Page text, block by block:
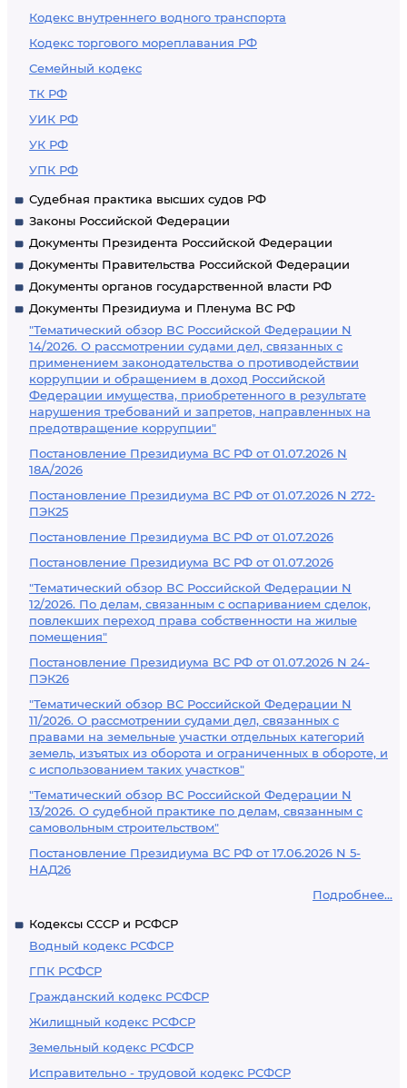
Кодекс внутреннего водного транспорта
Кодекс торгового мореплавания РФ
Семейный кодекс
ТК РФ
УИК РФ
УК РФ
УПК РФ
Судебная практика высших судов РФ
Законы Российской Федерации
Документы Президента Российской Федерации
Документы Правительства Российской Федерации
Документы органов государственной власти РФ
Документы Президиума и Пленума ВС РФ
"Тематический обзор ВС Российской Федерации N
14/2026. О рассмотрении судами дел, связанных с
применением законодательства о противодействии
коррупции и обращением в доход Российской
Федерации имущества, приобретенного в результате
нарушения требований и запретов, направленных на
предотвращение коррупции"
Постановление Президиума ВС РФ от 01.07.2026 N
18А/2026
Постановление Президиума ВС РФ от 01.07.2026 N 272-
ПЭК25
Постановление Президиума ВС РФ от 01.07.2026
Постановление Президиума ВС РФ от 01.07.2026
"Тематический обзор ВС Российской Федерации N
12/2026. По делам, связанным с оспариванием сделок,
повлекших переход права собственности на жилые
помещения"
Постановление Президиума ВС РФ от 01.07.2026 N 24-
ПЭК26
"Тематический обзор ВС Российской Федерации N
11/2026. О рассмотрении судами дел, связанных с
правами на земельные участки отдельных категорий
земель, изъятых из оборота и ограниченных в обороте, и
с использованием таких участков"
"Тематический обзор ВС Российской Федерации N
13/2026. О судебной практике по делам, связанным с
самовольным строительством"
Постановление Президиума ВС РФ от 17.06.2026 N 5-
НАД26
Подробнее...
Кодексы СССР и РСФСР
Водный кодекс РСФСР
ГПК РСФСР
Гражданский кодекс РСФСР
Жилищный кодекс РСФСР
Земельный кодекс РСФСР
Исправительно - трудовой кодекс РСФСР